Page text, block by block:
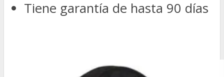
Tiene garantía de hasta 90 días